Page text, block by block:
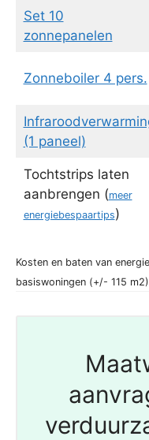
Set 10
zonnepanelen
Zonneboiler 4 pers.
(1 paneel)
Tochtstrips laten
aanbrengen (meer
energiebespaartips)
Kosten en baten van
basiswoningen (+/- 115